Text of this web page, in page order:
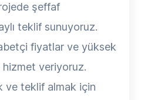
şeffaf
teklif sunuyoruz.
fiyatlar ve yüksek
hizmet veriyoruz.
ve teklif almak için